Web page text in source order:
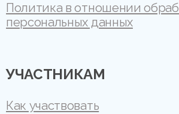
Политика в отношении
персональных данных
УЧАСТНИКАМ
Как участвовать